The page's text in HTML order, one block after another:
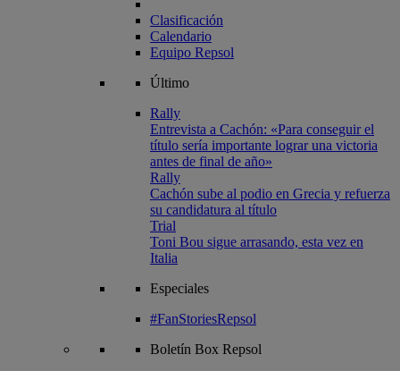
Clasificación
Calendario
Equipo Repsol
Último
Rally
Entrevista a Cachón: «Para conseguir el
título sería importante lograr una victoria
antes de final de año»
Rally
Cachón sube al podio en Grecia y refuerza
su candidatura al título
Trial
Toni Bou sigue arrasando, esta vez en
Italia
Especiales
#FanStoriesRepsol
Boletín Box Repsol